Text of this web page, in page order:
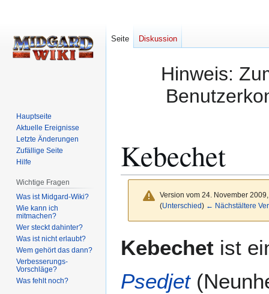
Hinweis:
Kebechet
Version vom 24. November
(Unterschied) ← Nächstältere
Navigation
Suche
Kebechet ist
Psedjet
Seite Diskussion
Hauptseite
Aktuelle Ereignisse
Letzte Änderungen
Zufällige Seite
Hilfe
Wichtige Fragen
Was ist Midgard-Wiki?
Wie kann ich
mitmachen?
Wer steckt dahinter?
Was ist nicht erlaubt?
Wem gehört das dann?
Verbesserungs-
Vorschläge?
Was fehlt noch?